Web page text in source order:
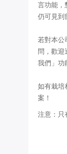
言功能，
仍可見到
若對本公
問，歡迎
我們」功
如有栽培
案！
注意：只